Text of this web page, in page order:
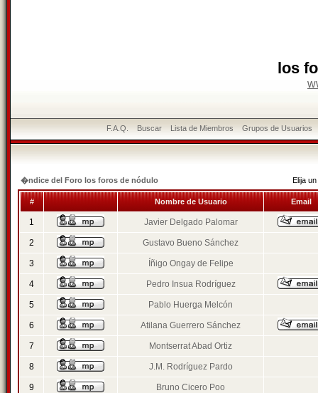
los
F.A.Q. Buscar Lista de Miembros Grupos de Usuarios
�ndice del Foro los foros de nódulo Elija
# Nombre de Usuario Email
1 Javier Delgado Palomar
2 Gustavo Bueno Sánchez
3 Íñigo Ongay de Felipe
4 Pedro Insua Rodríguez
5 Pablo Huerga Melcón
6 Atilana Guerrero Sánchez
7 Montserrat Abad Ortiz
8 J.M. Rodríguez Pardo
9 Bruno Cicero Poo